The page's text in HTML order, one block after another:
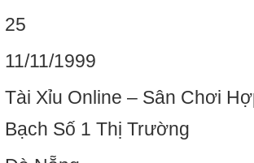
25
11/11/1999
Tài Xỉu Online – Sân Chơi
Bạch Số 1 Thị Trường